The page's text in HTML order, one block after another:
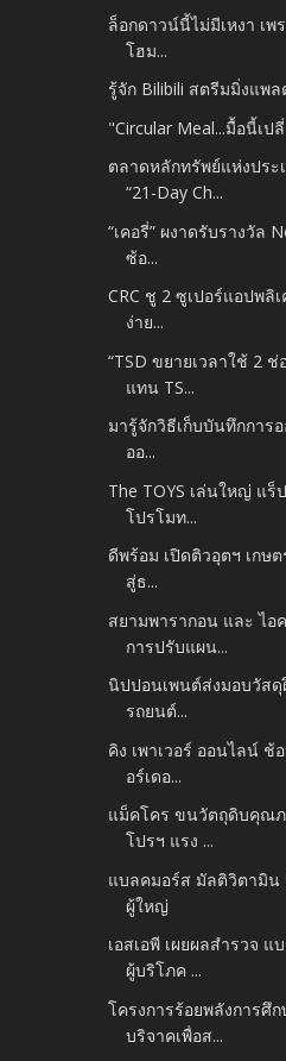
ล็อกดาวน์นี้ไม่มีเหงา เพร
โฮม...
รู้จัก Bilibili สตรีมมิ่งแพ
"Circular Meal...มื้อนี้เป
ตลาดหลักทรัพย์แห่งประ
“21-Day Ch...
“เคอรี่” ผงาดรับรางวัล
ซ้อ...
CRC ชู 2 ซูเปอร์แอปพ
ง่าย...
“TSD ขยายเวลาใช้ 2
แทน TS...
มารู้จักวิธีเก็บบันทึกการ
ออ...
The TOYS เล่นใหญ่ แร็
โปรโมท...
ดีพร้อม เปิดติวอุตฯ เกษ
สู่ธ...
สยามพารากอน และ ไอ
การปรับแผน...
นิปปอนเพนต์ส่งมอบวัส
รถยนต์...
คิง เพาเวอร์ ออนไลน์
อร์เดอ...
แม็คโคร ขนวัตถุดิบคุณ
โปรฯ แรง ...
แบลคมอร์ส มัลติวิตามิน
ผู้ใหญ่
เอสเอพี เผยผลสำรวจ
ผู้บริโภค ...
โครงการร้อยพลังการศึ
บริจาคเพื่อส...